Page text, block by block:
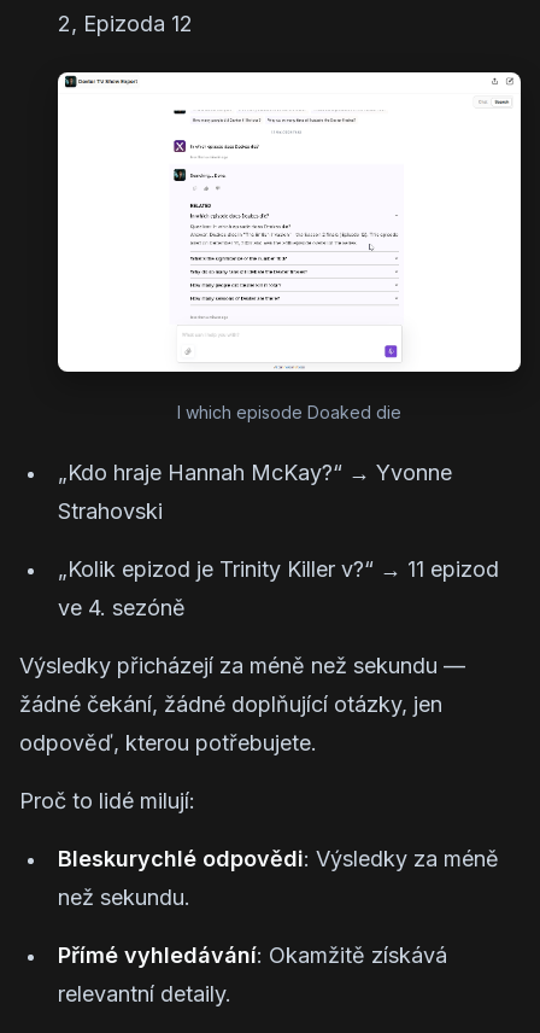
2, Epizoda 12
I which episode Doaked die
„Kdo hraje Hannah McKay?“ → Yvonne
Strahovski
„Kolik epizod je Trinity Killer v?“ → 11 epizod
ve 4. sezóně
Výsledky přicházejí za méně než sekundu —
žádné čekání, žádné doplňující otázky, jen
odpověď, kterou potřebujete.
Proč to lidé milují:
Bleskurychlé odpovědi: Výsledky za méně
než sekundu.
Přímé vyhledávání: Okamžitě získává
relevantní detaily.